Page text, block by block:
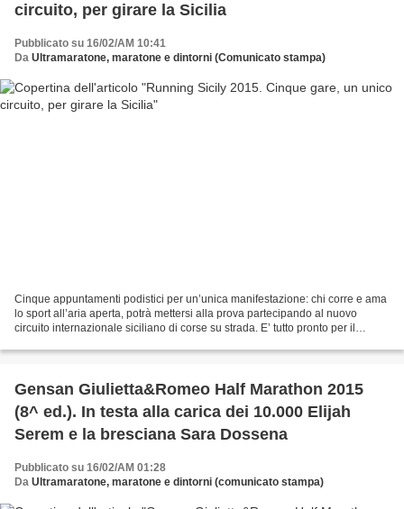
circuito, per girare la Sicilia
Pubblicato su 16/02/AM 10:41
Da Ultramaratone, maratone e dintorni (Comunicato stampa)
Cinque appuntamenti podistici per un’unica manifestazione: chi corre e ama
lo sport all’aria aperta, potrà mettersi alla prova partecipando al nuovo
circuito internazionale siciliano di corse su strada. E’ tutto pronto per il
Gensan Giulietta&Romeo Half Marathon 2015
(8^ ed.). In testa alla carica dei 10.000 Elijah
Serem e la bresciana Sara Dossena
Pubblicato su 16/02/AM 01:28
Da Ultramaratone, maratone e dintorni (comunicato stampa)